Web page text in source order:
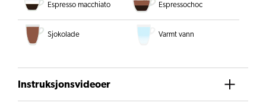
Espresso macchiato Espressochoc
Sjokolade Varmt vann
Instruksjonsvideoer